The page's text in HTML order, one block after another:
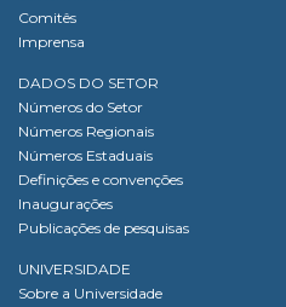
Comitês
Imprensa
DADOS DO SETOR
Números do Setor
Números Regionais
Números Estaduais
Definições e convenções
Inaugurações
Publicações de pesquisas
UNIVERSIDADE
Sobre a Universidade